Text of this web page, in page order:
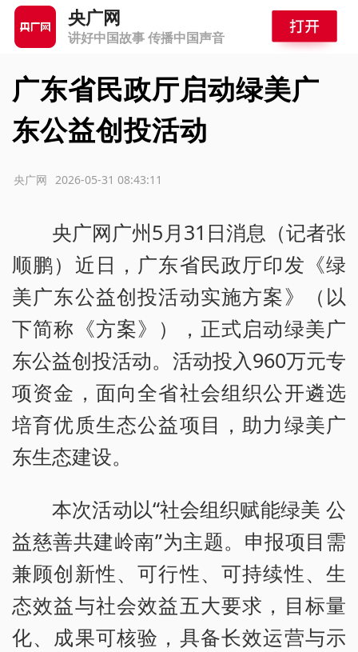
央广网
讲好中国故事 传播中国声音
广东省民政厅启动绿美广
东公益创投活动
2026-05-31 08:43:11
央广网
央广网广州5月31日消息（记者张
顺鹏）近日，广东省民政厅印发《绿
美广东公益创投活动实施方案》（以
下简称《方案》），正式启动绿美广
东公益创投活动。活动投入960万元专
项资金，面向全省社会组织公开遴选
培育优质生态公益项目，助力绿美广
东生态建设。
本次活动以“社会组织赋能绿美 公
益慈善共建岭南”为主题。申报项目需
兼顾创新性、可行性、可持续性、生
态效益与社会效益五大要求，目标量
化、成果可核验，具备长效运营与示